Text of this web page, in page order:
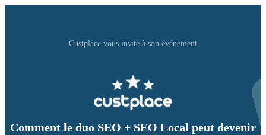
Custplace vous invite à son événement
Comment le duo SEO + SEO Local peut devenir